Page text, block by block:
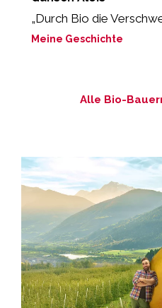
„Durch Bio die
Meine Geschichte
Alle Bio-